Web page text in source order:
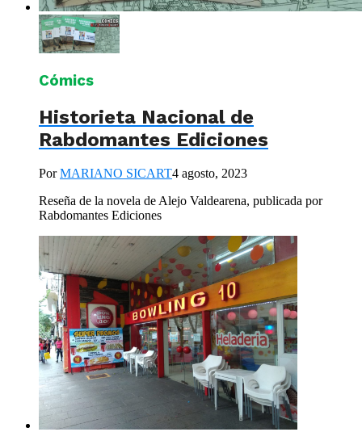
Cómics
Historieta Nacional de
Rabdomantes Ediciones
PorMARIANO SICART4 agosto, 2023
Reseña de la novela de Alejo Valdearena, publicada por
Rabdomantes Ediciones